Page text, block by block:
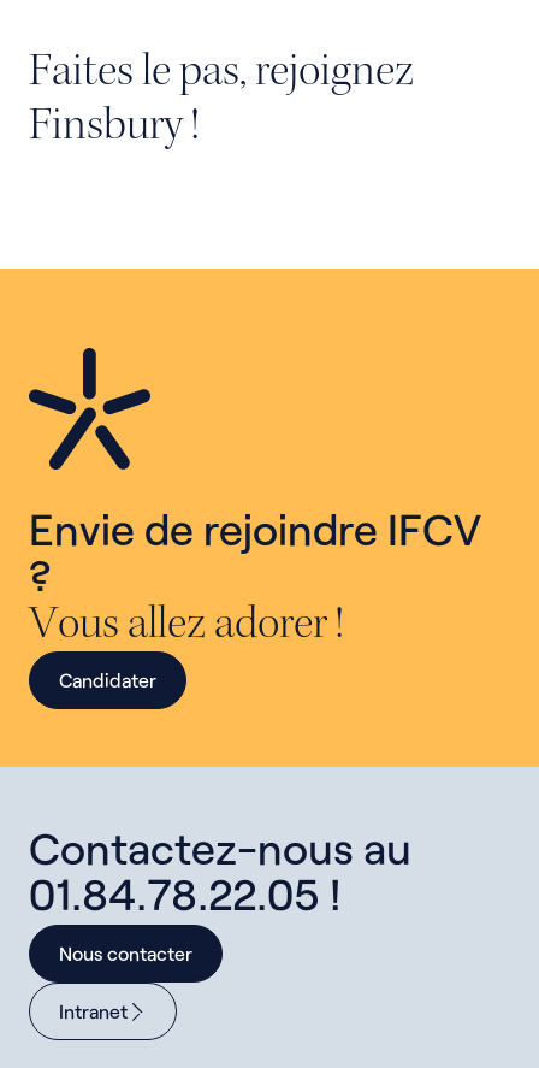
Faites le pas, rejoignez
Finsbury !
Envie de rejoindre IFCV
?
Vous allez adorer !
Candidater
Contactez-nous au
01.84.78.22.05 !
Nous contacter
Intranet